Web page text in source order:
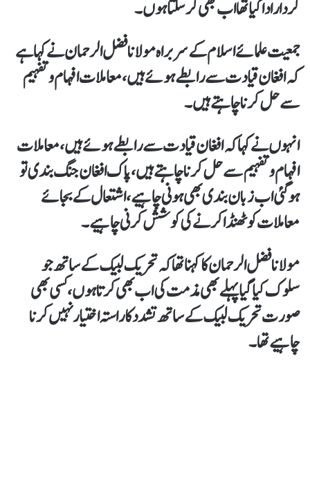
کردار ادا کیا تھا اب بھی کرسکتا ہوں۔
جمعیت علمائے اسلام کے سربراہ مولانا فضل الرحمان نے کہا ہے
کہ افغان قیادت سے رابطے ہوئے ہیں، معاملات افہام و تفہیم
سے حل کرنا چاہتے ہیں۔
انہوں نے کہا کہ افغان قیادت سے رابطے ہوئے ہیں، معاملات
افہام و تفہیم سے حل کرنا چاہتے ہیں، پاک افغان جنگ بندی تو
ہوگئی اب زبان بندی بھی ہونی چاہیے، اشتعال کے بجائے
معاملات کو ٹھنڈا کرنے کی کوشش کرنی چاہیے۔
مولانا فضل الرحمان کا کہنا تھاکہ تحریک لبیک کے ساتھ جو
سلوک کیا گیا پہلے بھی مذمت کی اب بھی کرتا ہوں، کسی بھی
صورت تحریک لبیک کے ساتھ تشدد کا راستہ اختیار نہیں کرنا
چاہیے تھا۔